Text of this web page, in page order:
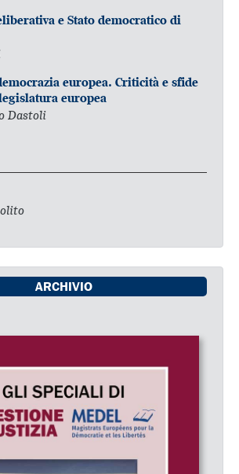
e Stato democratico di
europea. Criticità e sfide
europea
Dastoli
ARCHIVIO